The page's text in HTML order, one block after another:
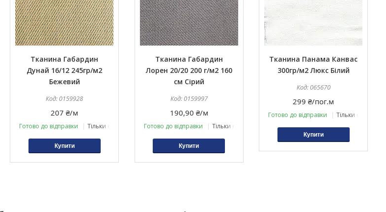
Тканина Габардин
Дунай 16/12 245гр/м2
Бежевий
0159928
207 ₴/м
Готово до відправки Тільки оптом
Купити
Тканина Габардин
Лорен 20/20 200 г/м2 160
см Сірий
0159997
190,90 ₴/м
Готово до відправки Тільки оптом
Купити
Тканина Панама Канвас
300гр/м2 Люкс Білий
065670
299 ₴/пог.м
Готово до відправки Тільки оптом
Купити